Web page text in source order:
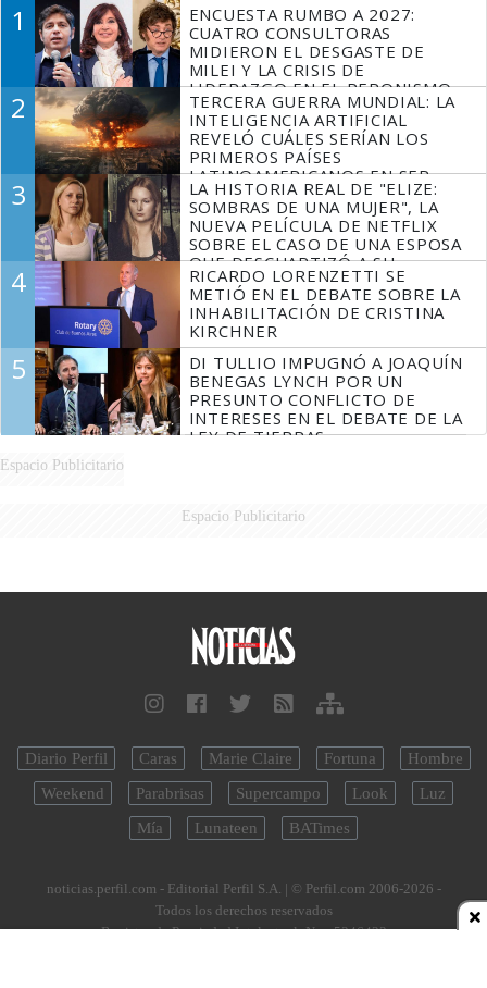
1
ENCUESTA RUMBO A 2027:
CUATRO CONSULTORAS
MIDIERON EL DESGASTE DE
MILEI Y LA CRISIS DE
LIDERAZGO EN EL PERONISMO
2
TERCERA GUERRA MUNDIAL: LA
INTELIGENCIA ARTIFICIAL
REVELÓ CUÁLES SERÍAN LOS
PRIMEROS PAÍSES
LATINOAMERICANOS EN SER
DERROTADOS
3
LA HISTORIA REAL DE "ELIZE:
SOMBRAS DE UNA MUJER", LA
NUEVA PELÍCULA DE NETFLIX
SOBRE EL CASO DE UNA ESPOSA
QUE DESCUARTIZÓ A SU
MARIDO
4
RICARDO LORENZETTI SE
METIÓ EN EL DEBATE SOBRE LA
INHABILITACIÓN DE CRISTINA
KIRCHNER
5
DI TULLIO IMPUGNÓ A JOAQUÍN
BENEGAS LYNCH POR UN
PRESUNTO CONFLICTO DE
INTERESES EN EL DEBATE DE LA
LEY DE TIERRAS
Espacio Publicitario
Espacio Publicitario
Diario Perfil Caras Marie Claire Fortuna
Hombre
Weekend
Parabrisas Supercampo Look
Luz
Mía
Lunateen BATimes
noticias.perfil.com - Editorial Perfil S.A. | © Perfil.com 2006-2026 -
Todos los derechos reservados
Registro de Propiedad Intelectual: Nro. 5346433